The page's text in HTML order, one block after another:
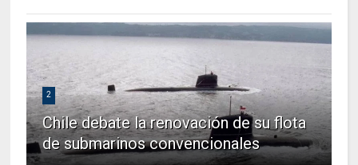
2
Chile debate la renovación de su flota
de submarinos convencionales